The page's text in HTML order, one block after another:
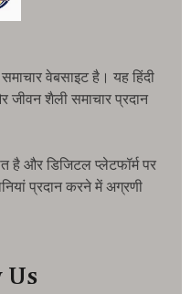
वेबसाइट है। यह हिंदी
जीवन शैली समाचार प्रदान
है और डिजिटल प्लेटफॉर्म पर
प्रदान करने में अग्रणी
Us